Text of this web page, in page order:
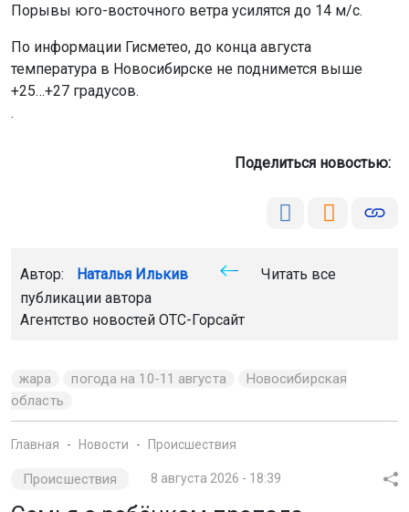
Порывы юго-восточного ветра усилятся до 14 м/с.
По информации Гисметео, до конца августа
температура в Новосибирске не поднимется выше
+25…+27 градусов.
.
Поделиться новостью:
Автор: Наталья Илькив
Читать все
публикации автора
Агентство новостей ОТС-Горсайт
жара погода на 10-11 августа
Новосибирская
область
Главная Новости Происшествия
Происшествия 8 августа 2026 - 18:39